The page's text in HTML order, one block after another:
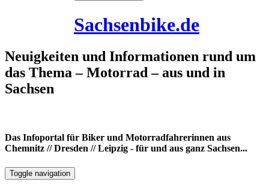
Sachsenbike.de
Neuigkeiten und Informationen rund um
das Thema – Motorrad – aus und in
Sachsen
Das Infoportal für Biker und Motorradfahrerinnen aus
Chemnitz // Dresden // Leipzig - für und aus ganz Sachsen...
Toggle navigation